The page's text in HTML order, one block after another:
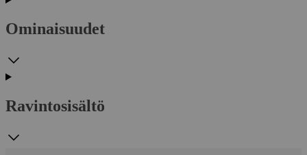
Ominaisuudet
Ravintosisältö